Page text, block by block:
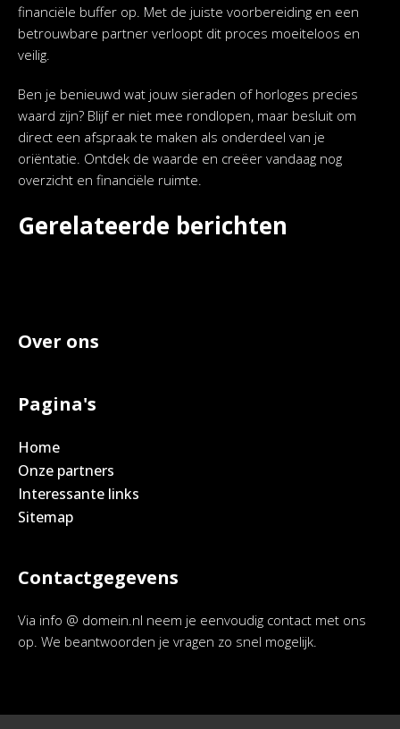
financiële buffer op. Met de juiste voorbereiding en een
betrouwbare partner verloopt dit proces moeiteloos en
veilig.
Ben je benieuwd wat jouw sieraden of horloges precies
waard zijn? Blijf er niet mee rondlopen, maar besluit om
direct een afspraak te maken als onderdeel van je
oriëntatie. Ontdek de waarde en creëer vandaag nog
overzicht en financiële ruimte.
Gerelateerde berichten
Over ons
Pagina's
Home
Onze partners
Interessante links
Sitemap
Contactgegevens
Via info @ domein.nl neem je eenvoudig contact met ons
op. We beantwoorden je vragen zo snel mogelijk.